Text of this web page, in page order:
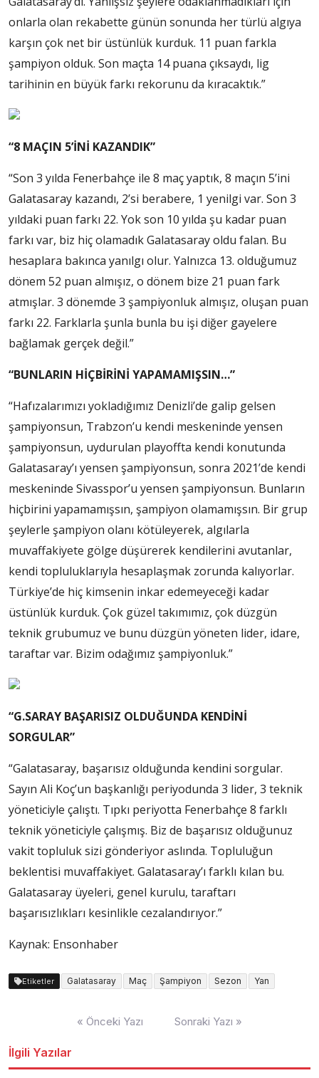
onlarla olan rekabette günün sonunda her türlü algıya
karşın çok net bir üstünlük kurduk. 11 puan farkla
şampiyon olduk. Son maçta 14 puana çıksaydı, lig
tarihinin en büyük farkı rekorunu da kıracaktık.”
“8 MAÇIN 5’İNİ KAZANDIK”
“Son 3 yılda Fenerbahçe ile 8 maç yaptık, 8 maçın 5’ini
Galatasaray kazandı, 2’si berabere, 1 yenilgi var. Son 3
yıldaki puan farkı 22. Yok son 10 yılda şu kadar puan
farkı var, biz hiç olamadık Galatasaray oldu falan. Bu
hesaplara bakınca yanılgı olur. Yalnızca 13. olduğumuz
dönem 52 puan almışız, o dönem bize 21 puan fark
atmışlar. 3 dönemde 3 şampiyonluk almışız, oluşan puan
farkı 22. Farklarla şunla bunla bu işi diğer gayelere
bağlamak gerçek değil.”
“BUNLARIN HİÇBİRİNİ YAPAMAMIŞSIN…”
“Hafızalarımızı yokladığımız Denizli’de galip gelsen
şampiyonsun, Trabzon’u kendi meskeninde yensen
şampiyonsun, uydurulan playoffta kendi konutunda
Galatasaray’ı yensen şampiyonsun, sonra 2021’de kendi
meskeninde Sivasspor’u yensen şampiyonsun. Bunların
hiçbirini yapamamışsın, şampiyon olamamışsın. Bir grup
şeylerle şampiyon olanı kötüleyerek, algılarla
muvaffakiyete gölge düşürerek kendilerini avutanlar,
kendi topluluklarıyla hesaplaşmak zorunda kalıyorlar.
Türkiye’de hiç kimsenin inkar edemeyeceği kadar
üstünlük kurduk. Çok güzel takımımız, çok düzgün
teknik grubumuz ve bunu düzgün yöneten lider, idare,
taraftar var. Bizim odağımız şampiyonluk.”
“G.SARAY BAŞARISIZ OLDUĞUNDA KENDİNİ
SORGULAR”
“Galatasaray, başarısız olduğunda kendini sorgular.
Sayın Ali Koç’un başkanlığı periyodunda 3 lider, 3 teknik
yöneticiyle çalıştı. Tıpkı periyotta Fenerbahçe 8 farklı
teknik yöneticiyle çalışmış. Biz de başarısız olduğunuz
vakit topluluk sizi gönderiyor aslında. Topluluğun
beklentisi muvaffakiyet. Galatasaray’ı farklı kılan bu.
Galatasaray üyeleri, genel kurulu, taraftarı
başarısızlıkları kesinlikle cezalandırıyor.”
Kaynak: Ensonhaber
Etiketler Galatasaray Maç Şampiyon Sezon Yan
« Önceki Yazı Sonraki Yazı »
İlgili Yazılar